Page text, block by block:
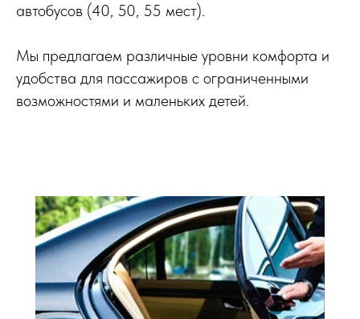
автобусов (40, 50, 55 мест).
Мы предлагаем различные уровни комфорта и
удобства для пассажиров с ограниченными
возможностями и маленьких детей.